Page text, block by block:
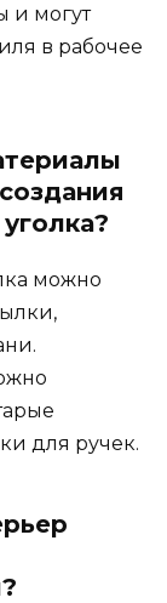
и могут
в рабочее
можно
для ручек.